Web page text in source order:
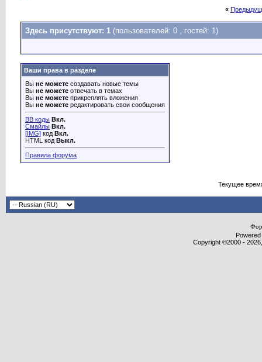
«
Здесь присутствуют: 1 (пользователей: 0 , гостей: 1)
Ваши права в разделе
Вы не можете создавать новые темы
Вы не можете отвечать в темах
Вы не можете прикреплять вложения
Вы не можете редактировать свои сообщения
BB коды Вкл.
Смайлы Вкл.
[IMG] код Вкл.
HTML код Выкл.
Правила форума
Текущее
Copyright ©2000 -